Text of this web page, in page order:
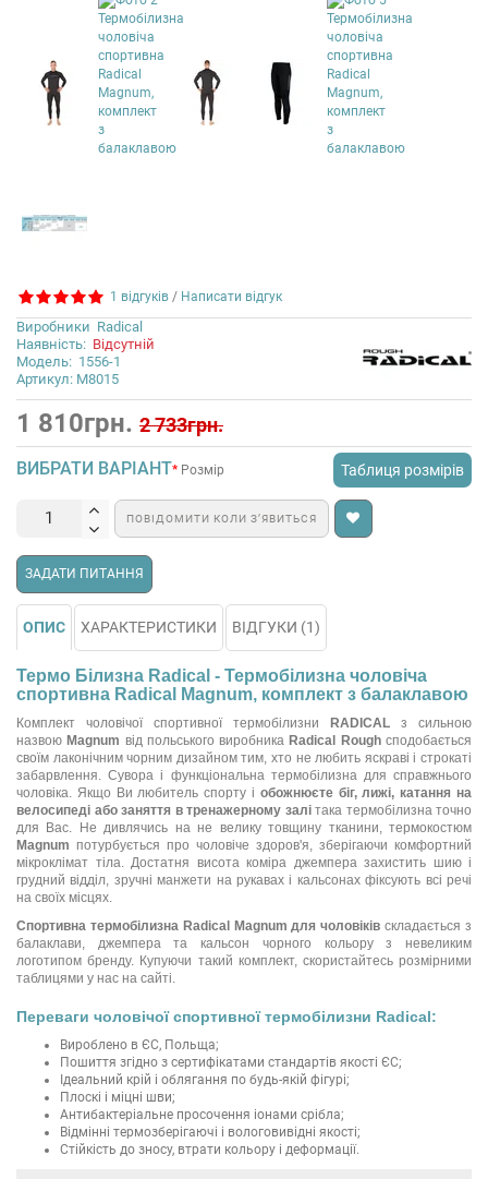
1 відгуків / Написати відгук
Виробники Radical
Наявність: Відсутній
Модель: 1556-1
Артикул: M8015
1 810грн. 2 733грн.
ВИБРАТИ ВАРІАНТ Таблиця розмірів
Розмір
ПОВІДОМИТИ КОЛИ З’ЯВИТЬСЯ
ЗАДАТИ ПИТАННЯ
ОПИС ХАРАКТЕРИСТИКИ ВІДГУКИ (1)
Термо Білизна Radical - Термобілизна чоловіча
спортивна Radical Magnum, комплект з балаклавою
Комплект чоловічої спортивної термобілизни RADICAL з сильною
назвою Magnum від польського виробника Radical Roughсподобається
своїм лаконічним чорним дизайном тим, хто не любить яскраві і строкаті
забарвлення. Сувора і функціональна термобілизна для справжнього
чоловіка. Якщо Ви любитель спорту і обожнюєте біг, лижі, катання на
велосипеді або заняття в тренажерному залітака термобілизна точно
для Вас. Не дивлячись на не велику товщину тканини, термокостюм
Magnum потурбується про чоловіче здоров'я, зберігаючи комфортний
мікроклімат тіла. Достатня висота коміра джемпера захистить шию і
грудний відділ, зручні манжети на рукавах і кальсонах фіксують всі речі
на своїх місцях.
Спортивна термобілизна Radical Magnum для чоловіківскладається з
балаклави, джемпера та кальсон чорного кольору з невеликим
логотипом бренду. Купуючи такий комплект, скористайтесь розмірними
таблицями у нас на сайті.
Переваги чоловічої спортивної термобілизни Radical:
Вироблено в ЄС, Польща;
Пошиття згідно з сертифікатами стандартів якості ЄС;
Ідеальний крій і облягання по будь-якій фігурі;
Плоскі і міцні шви;
Антибактеріальне просочення іонами срібла;
Відмінні термозберігаючі і вологовивідні якості;
Стійкість до зносу, втрати кольору і деформації.